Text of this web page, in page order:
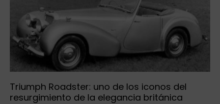
Triumph Roadster: uno de los iconos del
resurgimiento de la elegancia británica